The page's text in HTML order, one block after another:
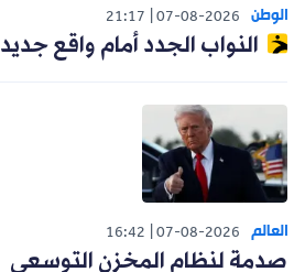
الوطن 07-08-2026
21:17
النواب الجدد أمام واقع جديد
العالم 07-08-2026
16:42
صدمة لنظام المخزن التوسعي